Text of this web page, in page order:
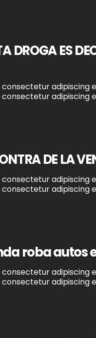
DROGA ES
adipiscing
adipiscing
DE LA
adipiscing
adipiscing
roba autos
adipiscing
adipiscing